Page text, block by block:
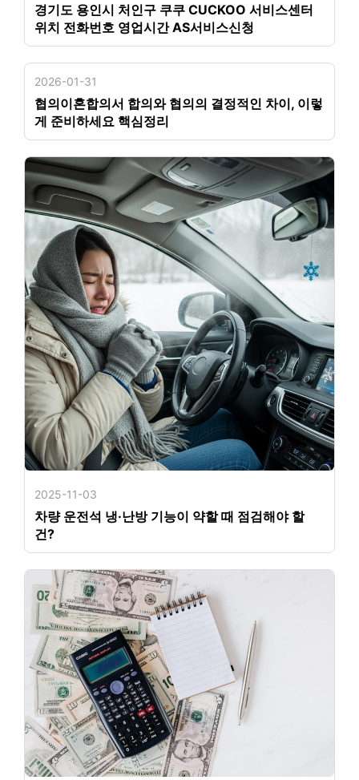
경기도 용인시 처인구 쿠쿠 CUCKOO 서비스센터
위치 전화번호 영업시간 AS서비스신청
2026-01-31
협의이혼합의서 합의와 협의의 결정적인 차이, 이렇
게 준비하세요 핵심정리
2025-11-03
차량 운전석 냉·난방 기능이 약할 때 점검해야 할
건?